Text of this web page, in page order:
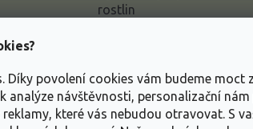
Díky povolení cookies vám budeme
analýze návštěvnosti, personalizační
které vás nebudou otravovat. S
rostlin
Informace o ochraně
údajů